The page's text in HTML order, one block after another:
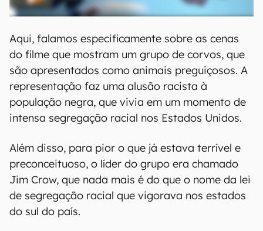
Aqui, falamos especificamente sobre as cenas
do filme que mostram um grupo de corvos, que
são apresentados como animais preguiçosos. A
representação faz uma alusão racista à
população negra, que vivia em um momento de
intensa segregação racial nos Estados Unidos.
Além disso, para pior o que já estava terrível e
preconceituoso, o líder do grupo era chamado
Jim Crow, que nada mais é do que o nome da lei
de segregação racial que vigorava nos estados
do sul do país.